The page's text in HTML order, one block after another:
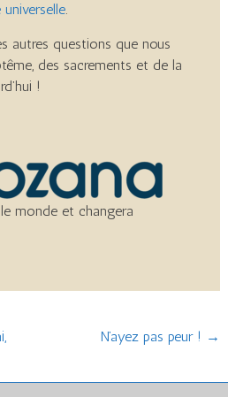
universelle.
autres questions que nous
des sacrements et de la
!
monde et changera
N’ayez pas peur ! →